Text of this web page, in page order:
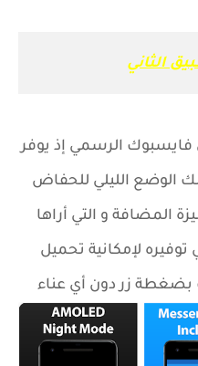
الثاني
فايسبوك الرسمي إذ يوفر
الوضع الليلي للحفاض
المضافة و التي أراها
لإمكانية تحميل
بضغطة زر دون أي عناء